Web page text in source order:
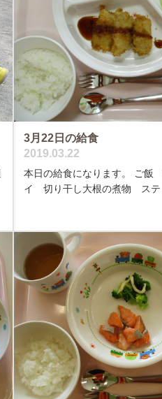
3月22日の給食
2019.03.22
本日の給食になります。 ご
イ 切り干し大根の煮物 ステ